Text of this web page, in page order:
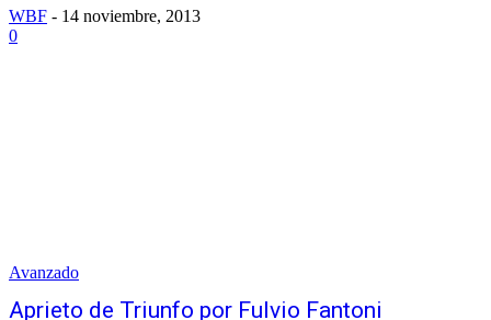
WBF - 14 noviembre, 2013
0
Avanzado
Aprieto de Triunfo por Fulvio Fantoni